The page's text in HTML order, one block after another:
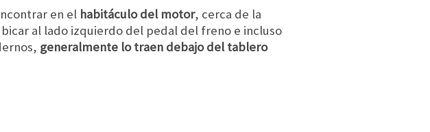
en el habitáculo del motor, cerca de la
al lado izquierdo del pedal del freno e incluso
generalmente lo traen debajo del tablero